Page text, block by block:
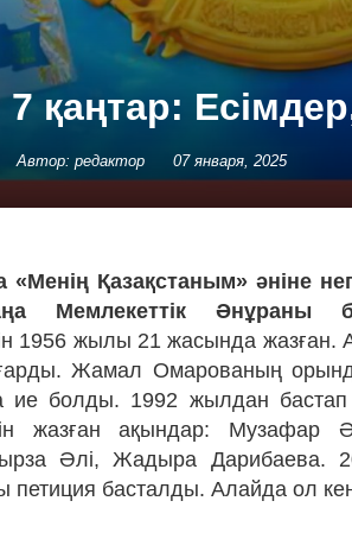
7 қаңтар:
Автор: редактор 07 января, 2025
Қазақстаным» әніне
Мемлекеттік Әнұраны
1956 жылы 21 жасында
Жамал Омарованың
ие болды. 1992 жылдан бастап
жазған ақындар: Музафар
Әлі, Жадыра Дарибаева.
петиция басталды. Алайда ол